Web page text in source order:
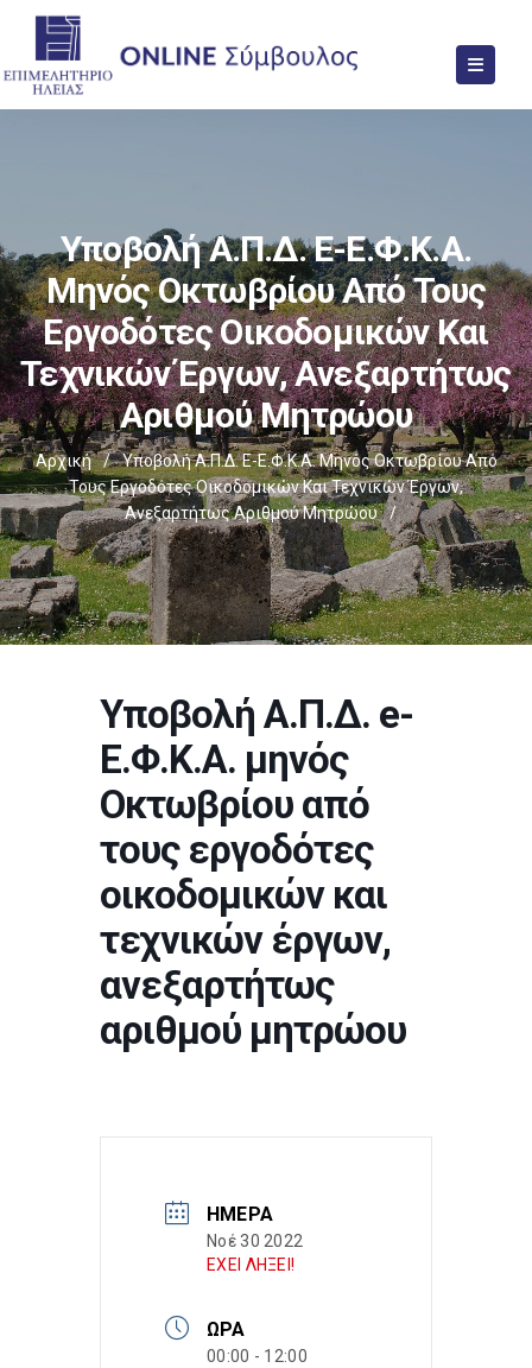
Υποβολή Α.Π.Δ. E-Ε.Φ.Κ.Α.
Μηνός Οκτωβρίου Από Τους
Εργοδότες Οικοδομικών Και
Τεχνικών Έργων, Ανεξαρτήτως
Αριθμού Μητρώου
Αρχική /
Υποβολή Α.Π.Δ. E-Ε.Φ.Κ.Α. Μηνός Οκτωβρίου Από
Τους Εργοδότες Οικοδομικών Και Τεχνικών Έργων,
Ανεξαρτήτως Αριθμού Μητρώου
/
Υποβολή Α.Π.Δ. e-
Ε.Φ.Κ.Α. μηνός
Οκτωβρίου από
τους εργοδότες
οικοδομικών και
τεχνικών έργων,
ανεξαρτήτως
αριθμού μητρώου
ΗΜΈΡΑ
Νοέ 30 2022
ΕΧΕΙ ΛΗΞΕΙ!
ΏΡΑ
00:00 - 12:00